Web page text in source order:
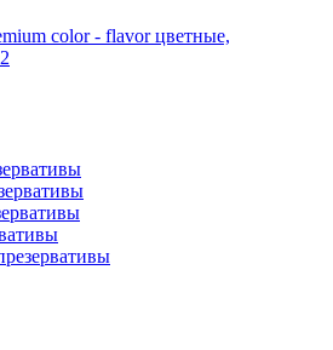
color - flavor цветные,